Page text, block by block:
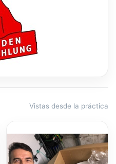
Vistas desde la práctica